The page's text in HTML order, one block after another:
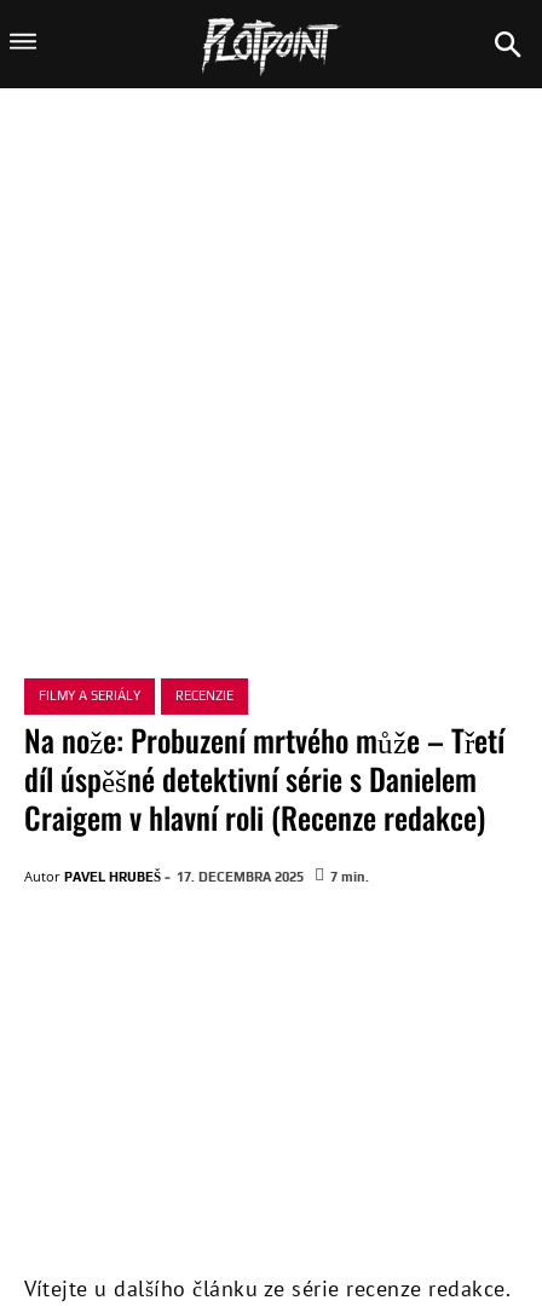
FILMY A SERIÁLY RECENZIE
Na nože: Probuzení mrtvého může – Třetí
díl úspěšné detektivní série s Danielem
Craigem v hlavní roli (Recenze redakce)
Autor PAVEL HRUBEŠ - 17. DECEMBRA 2025 7 min.
Vítejte u dalšího článku ze série recenze redakce.